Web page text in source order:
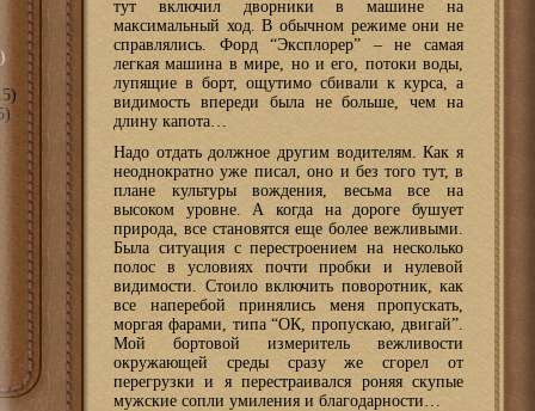
тут включил дворники в машине на
максимальный ход. В обычном режиме они не
справлялись. Форд “Эксплорер” – не самая
легкая машина в мире, но и его, потоки воды,
лупящие в борт, ощутимо сбивали к курса, а
видимость впереди была не больше, чем на
длину капота…
Надо отдать должное другим водителям. Как я
неоднократно уже писал, оно и без того тут, в
плане культуры вождения, весьма все на
высоком уровне. А когда на дороге бушует
природа, все становятся еще более вежливыми.
Была ситуация с перестроением на несколько
полос в условиях почти пробки и нулевой
видимости. Стоило включить поворотник, как
все наперебой принялись меня пропускать,
моргая фарами, типа “ОК, пропускаю, двигай”.
Мой бортовой измеритель вежливости
окружающей среды сразу же сгорел от
перегрузки и я перестраивался роняя скупые
мужские сопли умиления и благодарности…